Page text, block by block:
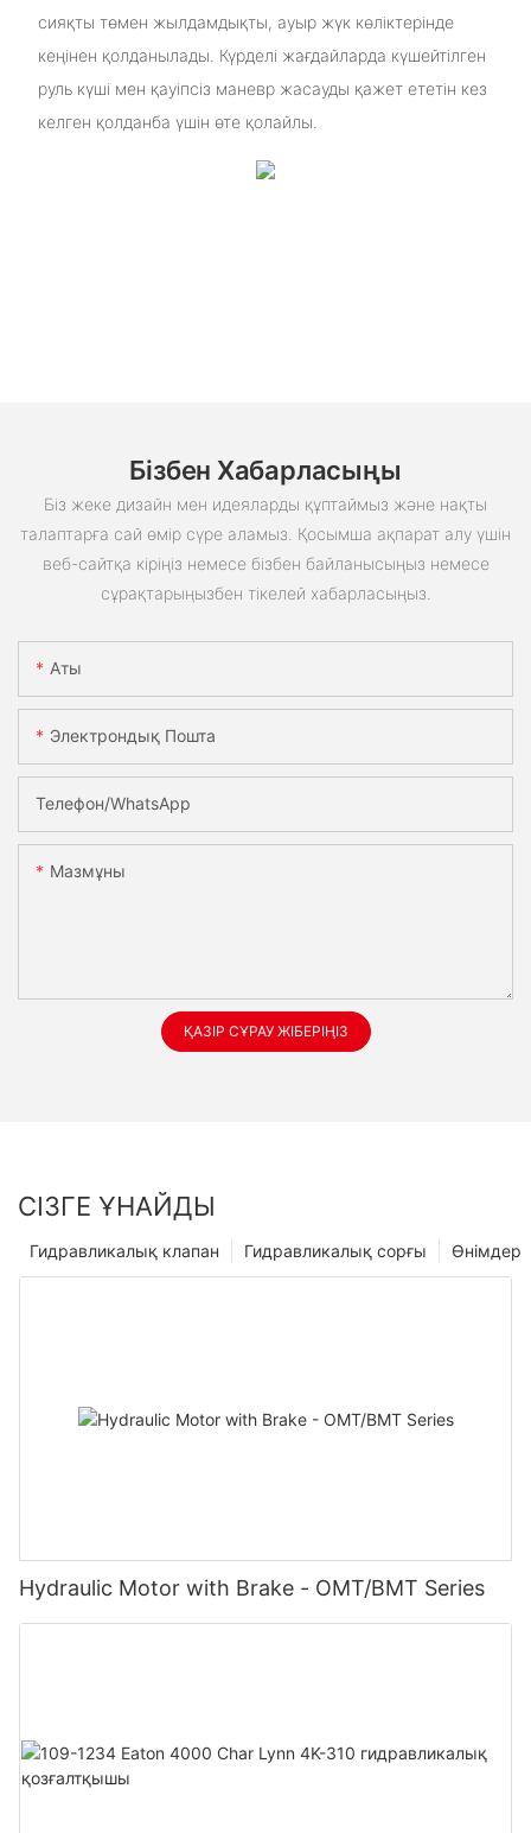
сияқты төмен жылдамдықты, ауыр жүк көліктерінде
кеңінен қолданылады. Күрделі жағдайларда күшейтілген
руль күші мен қауіпсіз маневр жасауды қажет ететін кез
келген қолданба үшін өте қолайлы.
Бізбен Хабарласыңы
Біз жеке дизайн мен идеяларды құптаймыз және нақты
талаптарға сай өмір сүре аламыз. Қосымша ақпарат алу үшін
веб-сайтқа кіріңіз немесе бізбен байланысыңыз немесе
сұрақтарыңызбен тікелей хабарласыңыз.
Аты
Электрондық Пошта
Телефон/whatsApp
Мазмұны
ҚАЗІР СҰРАУ ЖІБЕРІҢІЗ
СІЗГЕ ҰНАЙДЫ
Өнімдер
Гидравликалық сорғы
Гидравликалық клапан
Hydraulic Motor with Brake - OMT/BMT Series